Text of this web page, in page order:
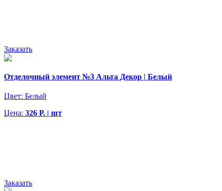
Заказать
Отделочный элемент №3 Альта Декор | Белый
Цвет: Белый
Цена: 326 Р. | шт
Заказать